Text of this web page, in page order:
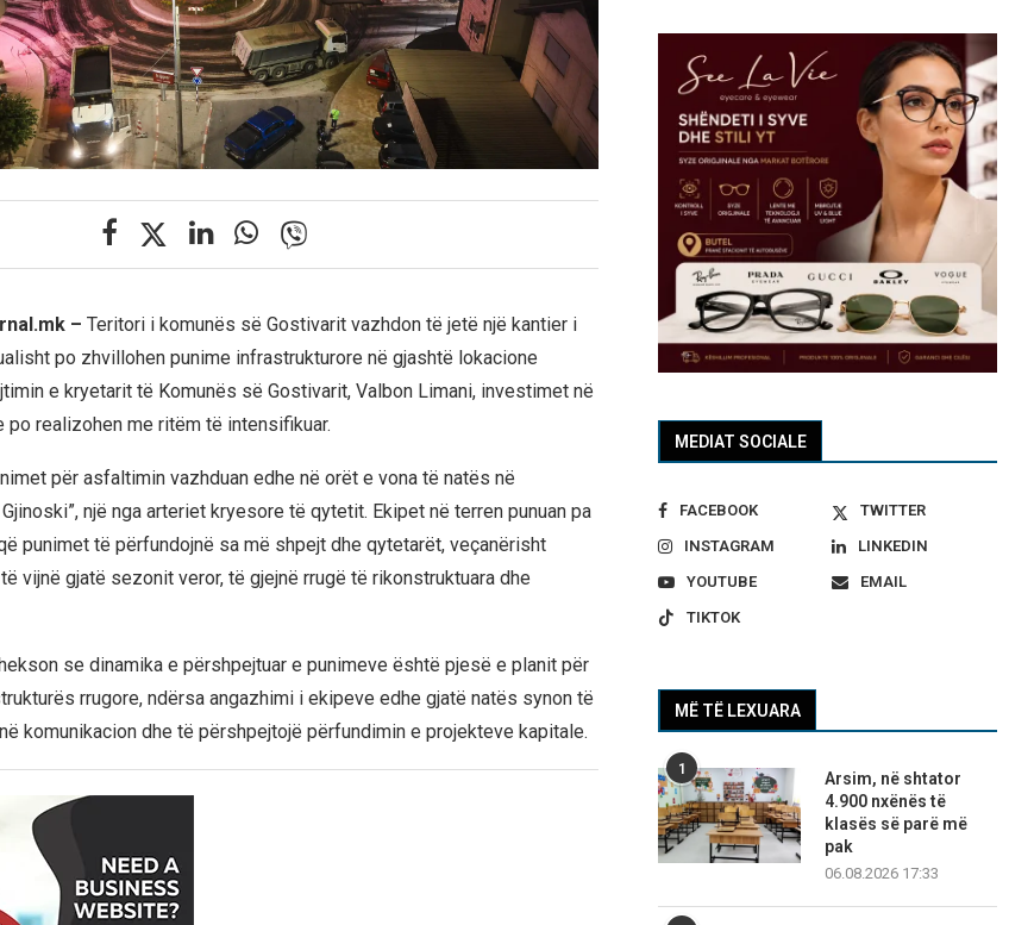
– Teritori i komunës së Gostivarit vazhdon të jetë një kantier i
po zhvillohen punime infrastrukturore në gjashtë lokacione
e kryetarit të Komunës së Gostivarit, Valbon Limani, investimet në
po realizohen me ritëm të intensifikuar.
për asfaltimin vazhduan edhe në orët e vona të natës në
një nga arteriet kryesore të qytetit. Ekipet në terren punuan pa
punimet të përfundojnë sa më shpejt dhe qytetarët, veçanërisht
vijnë gjatë sezonit veror, të gjejnë rrugë të rikonstruktuara dhe
se dinamika e përshpejtuar e punimeve është pjesë e planit për
rrugore, ndërsa angazhimi i ekipeve edhe gjatë natës synon të
komunikacion dhe të përshpejtojë përfundimin e projekteve kapitale.
MEDIAT SOCIALE
FACEBOOK
TWITTER
INSTAGRAM
LINKEDIN
YOUTUBE
EMAIL
TIKTOK
MË TË LEXUARA
1
Arsim, në shtator
4.900 nxënës të
klasës së parë më
pak
06.08.2026 17:33